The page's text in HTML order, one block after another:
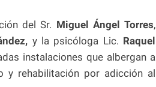
del Sr. Miguel Ángel Torres,
y la psicóloga Lic. Raquel
instalaciones que albergan a
y rehabilitación por adicción al